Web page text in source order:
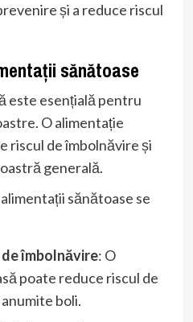
și a reduce riscul
sănătoase
este esențială pentru
O alimentație
riscul de îmbolnăvire și
generală.
sănătoase se
îmbolnăvire: O
poate reduce riscul de
boli.